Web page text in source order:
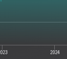
2024